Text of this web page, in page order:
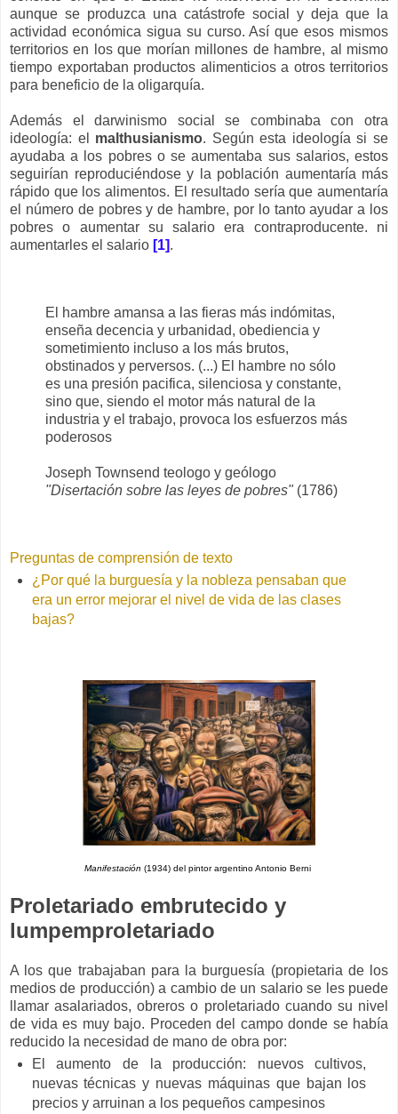
aunque se produzca una catástrofe social y deja que la
actividad económica sigua su curso. Así que esos mismos
territorios en los que morían millones de hambre, al mismo
tiempo exportaban productos alimenticios a otros territorios
para beneficio de la oligarquía.
Además el darwinismo social se combinaba con otra
ideología: el malthusianismo. Según esta ideología si se
ayudaba a los pobres o se aumentaba sus salarios, estos
seguirían reproduciéndose y la población aumentaría más
rápido que los alimentos. El resultado sería que aumentaría
el número de pobres y de hambre, por lo tanto ayudar a los
pobres o aumentar su salario era contraproducente. ni
aumentarles el salario [1].
El hambre amansa a las fieras más indómitas,
enseña decencia y urbanidad, obediencia y
sometimiento incluso a los más brutos,
obstinados y perversos. (...) El hambre no sólo
es una presión pacifica, silenciosa y constante,
sino que, siendo el motor más natural de la
industria y el trabajo, provoca los esfuerzos más
poderosos
Joseph Townsend teologo y geólogo
"Disertación sobre las leyes de pobres" (1786)
Preguntas de comprensión de texto
¿Por qué la burguesía y la nobleza pensaban que
era un error mejorar el nivel de vida de las clases
bajas?
Manifestación (1934) del pintor argentino Antonio Berni
Proletariado embrutecido y
lumpemproletariado
A los que trabajaban para la burguesía (propietaria de los
medios de producción) a cambio de un salario se les puede
llamar asalariados, obreros o proletariado cuando su nivel
de vida es muy bajo. Proceden del campo donde se había
reducido la necesidad de mano de obra por:
El aumento de la producción: nuevos cultivos,
nuevas técnicas y nuevas máquinas que bajan los
precios y arruinan a los pequeños campesinos